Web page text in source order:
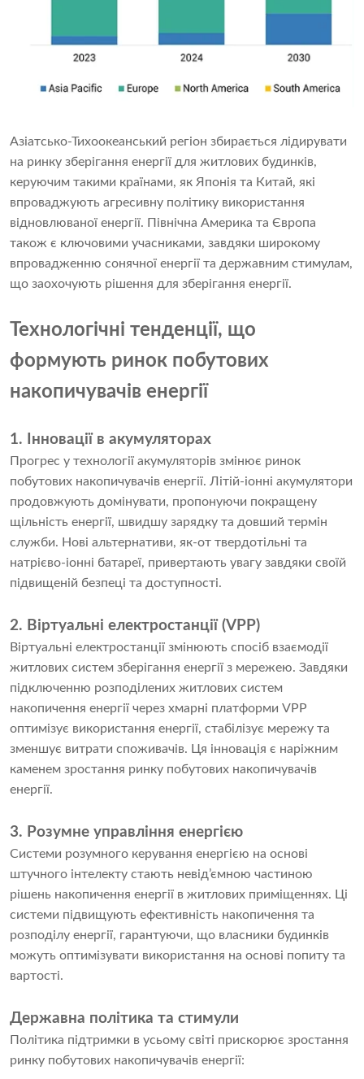
Азіатсько-Тихоокеанський регіон збирається лідирувати
на ринку зберігання енергії для житлових будинків,
керуючим такими країнами, як Японія та Китай, які
впроваджують агресивну політику використання
відновлюваної енергії. Північна Америка та Європа
також є ключовими учасниками, завдяки широкому
впровадженню сонячної енергії та державним стимулам,
що заохочують рішення для зберігання енергії.
Технологічні тенденції, що
формують ринок побутових
накопичувачів енергії
1. Інновації в акумуляторах
Прогрес у технології акумуляторів змінює ринок
побутових накопичувачів енергії. Літій-іонні акумулятори
продовжують домінувати, пропонуючи покращену
щільність енергії, швидшу зарядку та довший термін
служби. Нові альтернативи, як-от твердотільні та
натрієво-іонні батареї, привертають увагу завдяки своїй
підвищеній безпеці та доступності.
2. Віртуальні електростанції (VPP)
Віртуальні електростанції змінюють спосіб взаємодії
житлових систем зберігання енергії з мережею. Завдяки
підключенню розподілених житлових систем
накопичення енергії через хмарні платформи VPP
оптимізує використання енергії, стабілізує мережу та
зменшує витрати споживачів. Ця інновація є наріжним
каменем зростання ринку побутових накопичувачів
енергії.
3. Розумне управління енергією
Системи розумного керування енергією на основі
штучного інтелекту стають невід’ємною частиною
рішень накопичення енергії в житлових приміщеннях. Ці
системи підвищують ефективність накопичення та
розподілу енергії, гарантуючи, що власники будинків
можуть оптимізувати використання на основі попиту та
вартості.
Державна політика та стимули
Політика підтримки в усьому світі прискорює зростання
ринку побутових накопичувачів енергії: